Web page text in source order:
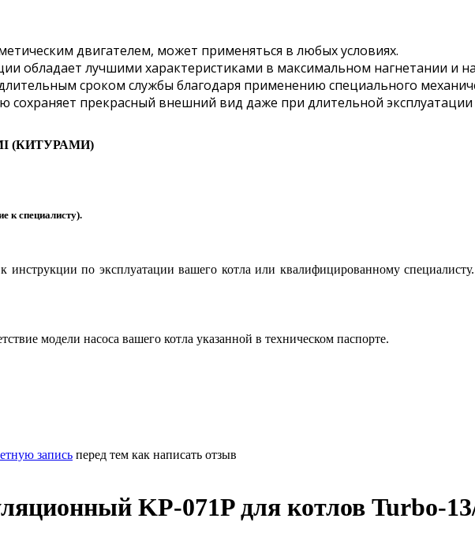
двигателем, может применяться в любых условиях.
обладает лучшими характеристиками в максимальном нагнетании и
сроком службы благодаря применению специального
сохраняет прекрасный внешний вид даже при длительной эксплуатации
(КИТУРАМИ)
к специалисту).
к инструкции по эксплуатации вашего котла или квалифицированному
модели насоса вашего котла указанной в техническом паспорте.
запись перед тем как написать отзыв
KP-071P для котлов Turbo-